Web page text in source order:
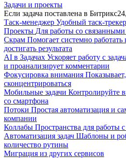
Задачи и проекты
Если задача поставлена в
Таск-менеджер Удобный таск-
Проекты Для работы со связанными
Скрам Помогает системно
достигать результата
AI в Задачах Ускоряет работу с
и проанализирует комментарии
Фокусировка внимания
сконцентрироваться
Мобильные задачи Контролируйте
со смартфона
Потоки Простая автоматизация и
компании
Коллабы Пространства для работы
Автоматизация задач Шаблоны и
количество рутины
Миграция из других сервисов